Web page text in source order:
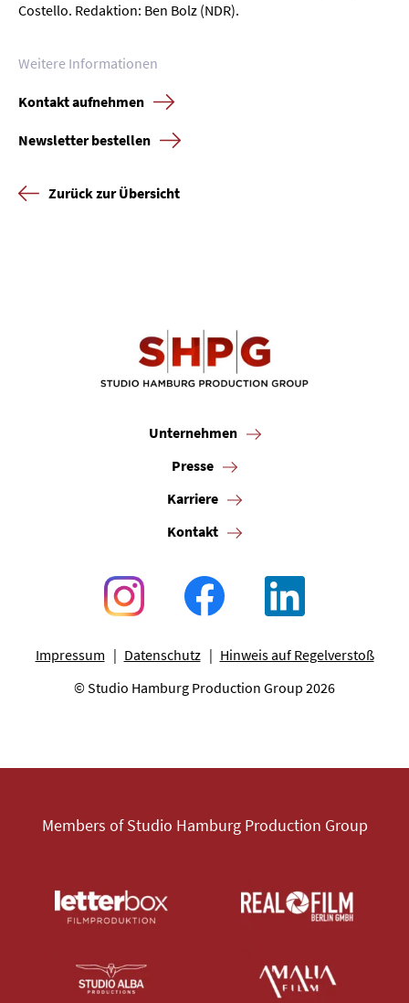
Costello. Redaktion: Ben Bolz (NDR).
Weitere Informationen
Kontakt aufnehmen
Newsletter bestellen
Zurück zur Übersicht
Unternehmen
Presse
Karriere
Kontakt
Impressum Datenschutz
Hinweis auf Regelverstoß
© Studio Hamburg Production Group 2026
Members of Studio Hamburg Production Group